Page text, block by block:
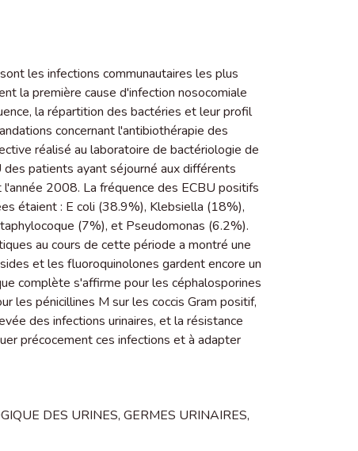
les infections communautaires les plus
la première cause d'infection nosocomiale
la répartition des bactéries et leur profil
concernant l'antibiothérapie des
réalisé au laboratoire de bactériologie de
patients ayant séjourné aux différents
2008. La fréquence des ECBU positifs
étaient : E coli (38.9%), Klebsiella (18%),
(7%), et Pseudomonas (6.2%).
au cours de cette période a montré une
et les fluoroquinolones gardent encore un
complète s'affirme pour les céphalosporines
les pénicillines M sur les coccis Gram positif,
des infections urinaires, et la résistance
précocement ces infections et à adapter
DES URINES, GERMES URINAIRES,